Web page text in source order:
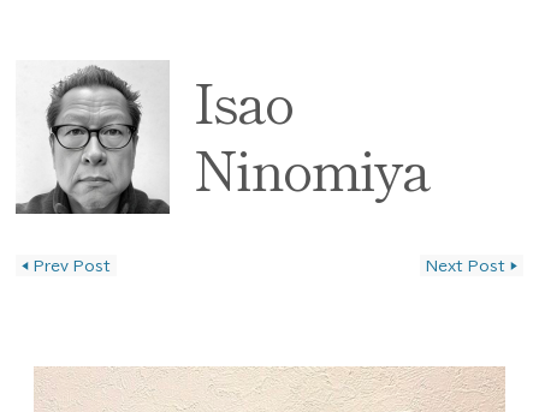
Isao
Ninomiya
◀ Prev Post Next Post ▶